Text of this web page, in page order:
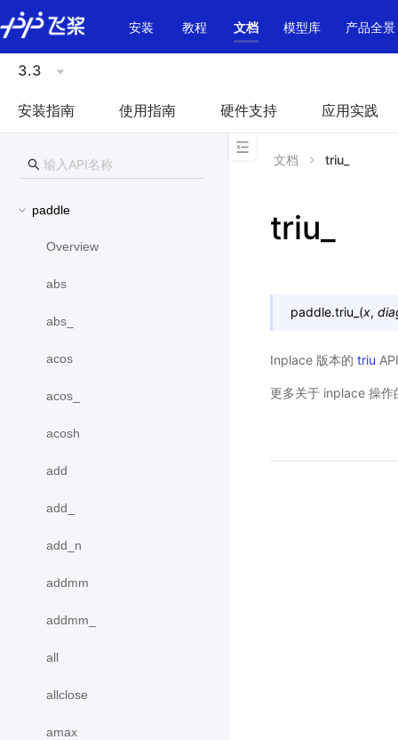
\u200E
安装
教程 文档 模型库 产品全景
3.3
安装指南 使用指南 硬件支持 应用实践
paddle
Overview
abs
abs_
acos
acos_
acosh
add
add_
add_n
addmm
addmm_
all
allclose
amax
文档 triu_
triu_
paddle.triu_ (x,
Inplace 版本的 triu
更多关于 inplace 操